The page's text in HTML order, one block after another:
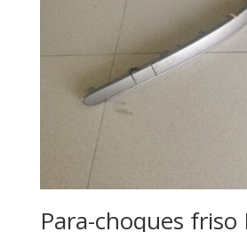
Para-choques friso